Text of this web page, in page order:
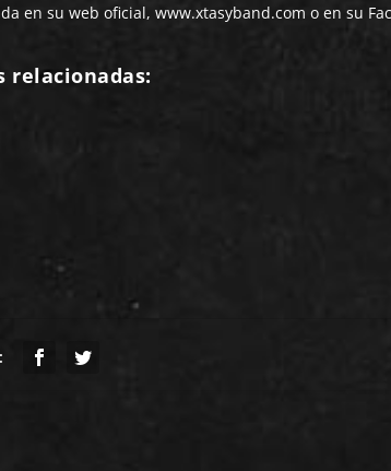
en su web oficial,www.xtasyband.com o en su
relacionadas: